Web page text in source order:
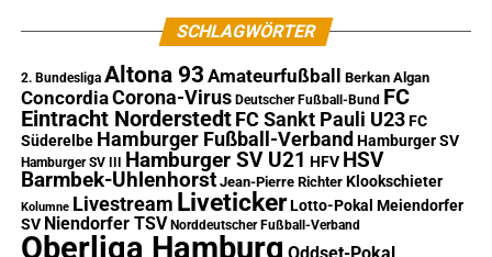
SCHLAGWÖRTER
2. Bundesliga Altona 93 Amateurfußball Berkan Algan
ConcordiaCorona-Virus Deutscher Fußball-Bund FC
Eintracht Norderstedt FC Sankt Pauli U23 FC
Süderelbe Hamburger Fußball-Verband Hamburger SV
Hamburger SV III Hamburger SV U21 HFV HSV
Barmbek-Uhlenhorst Jean-Pierre Richter Klookschieter
Kolumne Livestream Liveticker Lotto-Pokal Meiendorfer
SV Niendorfer TSV Norddeutscher Fußball-Verband
Oberliga Hamburg Oddset-Pokal